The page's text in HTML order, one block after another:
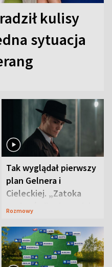
kulisy
sytuacja
Tak wyglądał pierwszy
plan Gelnera i
Cieleckiej. „Zatoka
szpiegów” od razu ich
Rozmowy